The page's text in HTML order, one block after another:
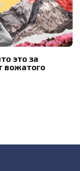
это за
вожатого